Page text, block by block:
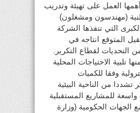
العمل على تهيئة وتدريب
(مهندسون ومشغلون)
التي تنفذها الشركة
المتوقع انتاجه في
التحديات لقطاع التكرير.
تلبية الاحتياجات المحلية
وفقا للكميات
تشددا من الناحية البيئية
للمشاريع المستقبلية
الجهات الحكومية (وزارة